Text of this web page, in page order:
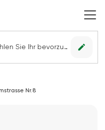
Kein Geschäft ausgewählt. Wählen Sie Ihr bevorzugtes Geschäft, um alle Angebote sehen zu können. edit
Nr.8